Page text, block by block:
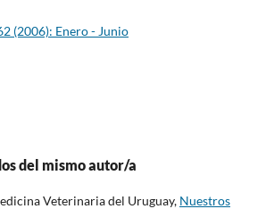
(2006): Enero - Junio
del mismo autor/a
Veterinaria del Uruguay, Nuestros